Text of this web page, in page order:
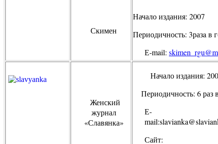
Скимен
Начало издания: 2007
Периодичность: 3разa в
Е-mail:
Женский
журнал
«Славянка»
Начало издания:
Периодичность: 6 раз
Е-
mail:slavianka@
Сайт: